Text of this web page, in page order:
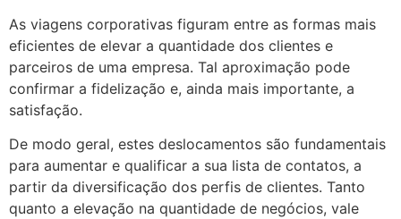
As viagens corporativas figuram entre as formas mais
eficientes de elevar a quantidade dos clientes e
parceiros de uma empresa. Tal aproximação pode
confirmar a fidelização e, ainda mais importante, a
satisfação.
De modo geral, estes deslocamentos são fundamentais
para aumentar e qualificar a sua lista de contatos, a
partir da diversificação dos perfis de clientes. Tanto
quanto a elevação na quantidade de negócios, vale